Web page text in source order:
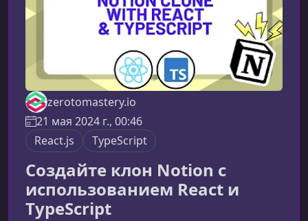
zerotomastery.io
21 мая 2024 г., 00:46
React.js
TypeScript
Создайте клон Notion с
использованием React и
TypeScript